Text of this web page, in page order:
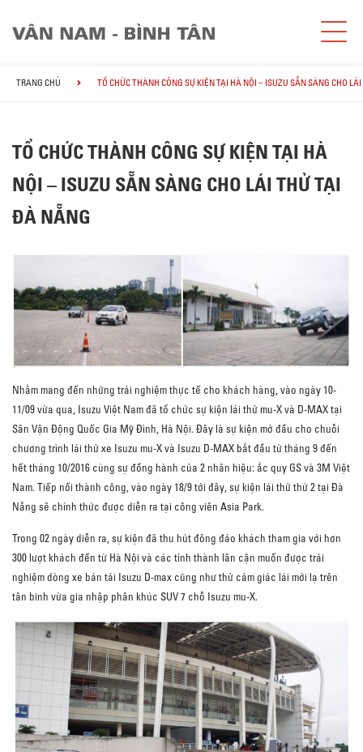
TRANG CHỦ TỔ CHỨC THÀNH CÔNG SỰ KIỆN TẠI HÀ NỘI – ISUZU SẴN SÀNG CHO
TỔ CHỨC THÀNH CÔNG SỰ KIỆN TẠI HÀ
NỘI – ISUZU SẴN SÀNG CHO LÁI THỬ TẠI
ĐÀ NẴNG
Nhằm mang đến những trải nghiệm thực tế cho khách hàng, vào ngày 10-
11/09 vừa qua, Isuzu Việt Nam đã tổ chức sự kiện lái thử mu-X và D-MAX tại
Sân Vận Động Quốc Gia Mỹ Đình, Hà Nội. Đây là sự kiện mở đầu cho chuỗi
chương trình lái thử xe Isuzu mu-X và Isuzu D-MAX bắt đầu từ tháng 9 đến
hết tháng 10/2016 cùng sự đồng hành của 2 nhãn hiệu: ắc quy GS và 3M Việt
Nam. Tiếp nối thành công, vào ngày 18/9 tới đây, sự kiện lái thử thứ 2 tại Đà
Nẵng sẽ chính thức được diễn ra tại công viên Asia Park.
Trong 02 ngày diễn ra, sự kiện đã thu hút đông đảo khách tham gia với hơn
300 lượt khách đến từ Hà Nội và các tỉnh thành lân cận muốn được trải
nghiệm dòng xe bán tải Isuzu D-max cũng như thử cảm giác lái mới lạ trên
tân binh vừa gia nhập phân khúc SUV 7 chỗ Isuzu mu-X.